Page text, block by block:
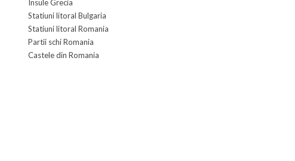
Insule Grecia
Statiuni litoral Bulgaria
Statiuni litoral Romania
Partii schi Romania
Castele din Romania